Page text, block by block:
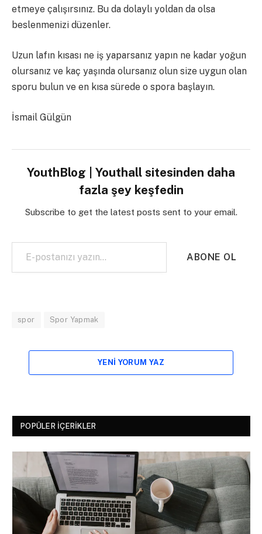
etmeye çalışırsınız. Bu da dolaylı yoldan da olsa
beslenmenizi düzenler.
Uzun lafın kısası ne iş yaparsanız yapın ne kadar yoğun
olursanız ve kaç yaşında olursanız olun size uygun olan
sporu bulun ve en kısa sürede o spora başlayın.
İsmail Gülgün
YouthBlog | Youthall sitesinden daha
fazla şey keşfedin
Subscribe to get the latest posts sent to your email.
E-postanızı yazın…
ABONE OL
spor Spor Yapmak
YENI YORUM YAZ
POPÜLER İÇERIKLER